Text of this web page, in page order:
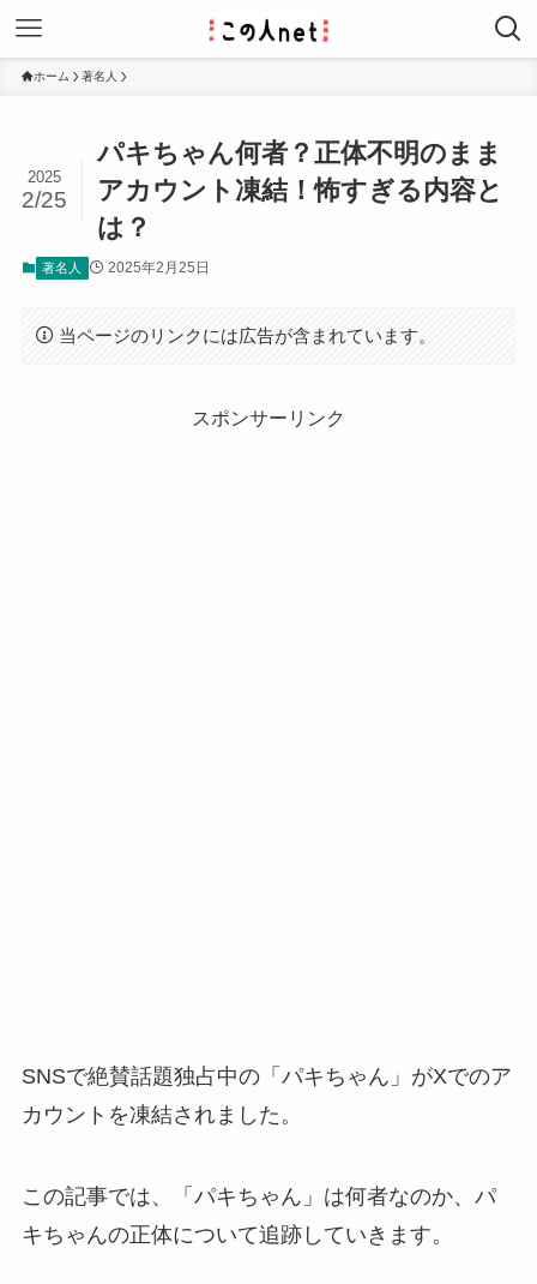
ホーム 著名人
パキちゃん何者？正体不明のまま
アカウント凍結！怖すぎる内容と
は？
2025
2/25
著名人 2025年2月25日
当ページのリンクには広告が含まれています。
スポンサーリンク
SNSで絶賛話題独占中の「パキちゃん」がXでのア
カウントを凍結されました。
この記事では、「パキちゃん」は何者なのか、パ
キちゃんの正体について追跡していきます。